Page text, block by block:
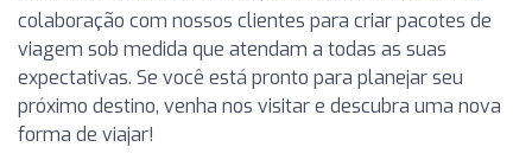
colaboração com nossos clientes para criar pacotes de
viagem sob medida que atendam a todas as suas
expectativas. Se você está pronto para planejar seu
próximo destino, venha nos visitar e descubra uma nova
forma de viajar!